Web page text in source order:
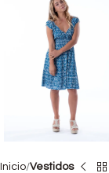
Inicio Vestidos